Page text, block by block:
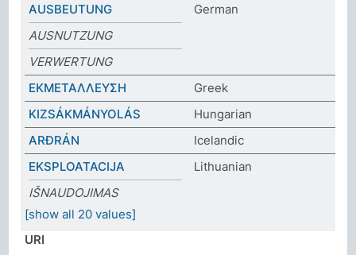
AUSBEUTUNG
German
AUSNUTZUNG
VERWERTUNG
ΕΚΜΕΤΑΛΛΕΥΣΗ
Greek
KIZSÁKMÁNYOLÁS
Hungarian
ARÐRÁN
Icelandic
EKSPLOATACIJA
Lithuanian
IŠNAUDOJIMAS
[show all 20 values]
URI